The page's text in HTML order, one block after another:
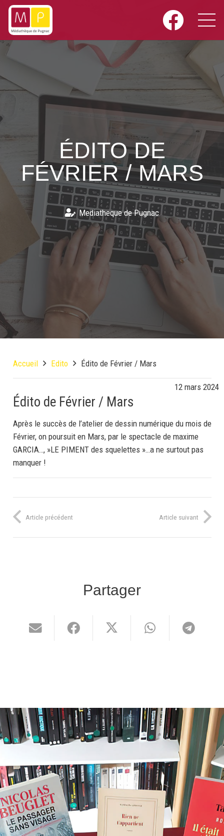
ÉDITO DE
FÉVRIER / MARS
Mediatheque de Pugnac
Accueil Edito Édito de Février / Mars
12 mars 2024
Édito de Février / Mars
Après le succès de l’atelier de dessin numérique du mois de
Février, on poursuit en Mars, par le spectacle de maxime
GARCIA…, »LE PIMENT des squelettes »…a ne surtout pas
manquer !
Article précédent Article suivant
Partager